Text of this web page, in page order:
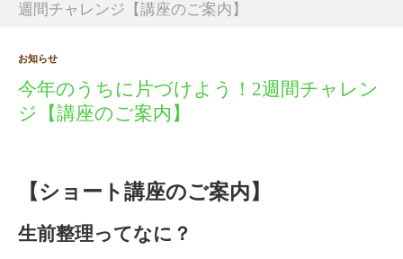
週間チャレンジ【講座のご案内】
お知らせ
今年のうちに片づけよう！2週間チャレン
ジ【講座のご案内】
【ショート講座のご案内】
生前整理ってなに？